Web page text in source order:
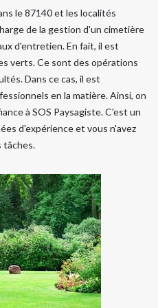
le 87140 et les localités
de la gestion d'un cimetière
d'entretien. En fait, il est
verts. Ce sont des opérations
Dans ce cas, il est
en la matière. Ainsi, on
à SOS Paysagiste. C'est un
d'expérience et vous n'avez
tâches.